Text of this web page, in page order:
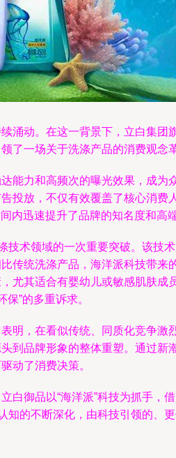
动。在这一背景下，立白集团
了一场关于洗涤产品的消费观念
能力和高频次的曝光效果，成
投放，不仅有效覆盖了核心消
内迅速提升了品牌的知名度和高
技术领域的一次重要突破。该
传统洗涤产品，海洋派科技带
尤其适合有婴幼儿或敏感肌肤
”的多重诉求。
明，在看似传统、同质化竞争
到品牌形象的整体重塑。通过
动了消费决策。
白御品以“海洋派”科技为抓手
知的不断深化，由科技引领的